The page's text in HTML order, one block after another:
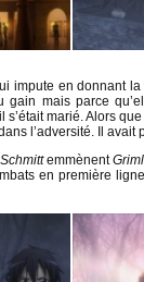
impute en donnant
gain mais parce
marié. Alors
l’adversité. Il avait
Schmittemmènent
en première